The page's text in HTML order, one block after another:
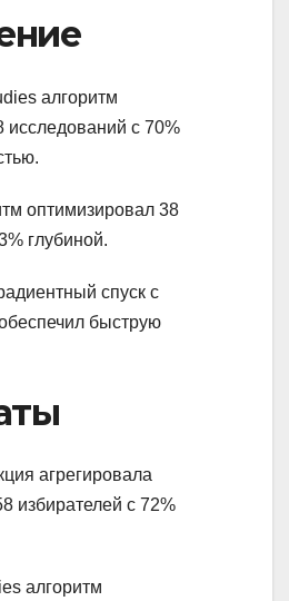
алгоритм
исследований с 70%
оптимизировал 38
глубиной.
спуск с
быструю
агрегировала
избирателей с 72%
алгоритм